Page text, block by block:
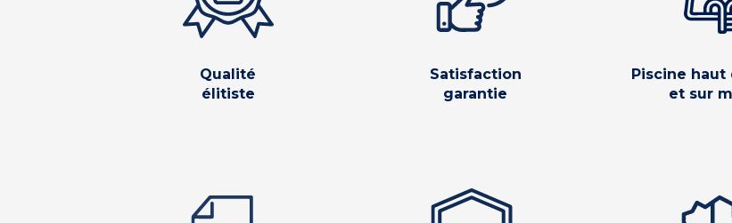
Qualité
élitiste
Satisfaction
garantie
Piscine haut
et sur